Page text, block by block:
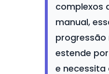
complexos
manual,
progressão
estende
e necessita